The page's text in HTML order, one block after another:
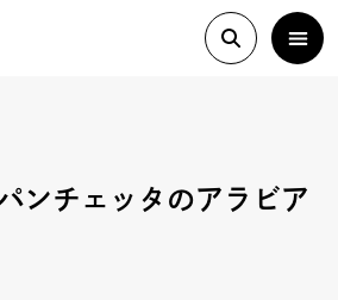
ンチェッタのアラビア